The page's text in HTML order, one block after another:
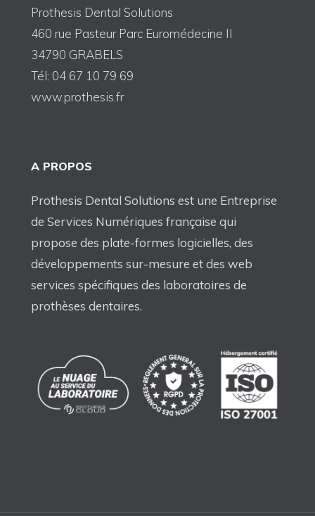
Prothesis Dental Solutions
460 rue Pasteur Parc Euromédecine II
34790 GRABELS
Tél: 04 67 10 79 69
www.prothesis.fr
A PROPOS
Prothesis Dental Solutions est une Entreprise
de Services Numériques française qui
propose des plate-formes logicielles, des
développements sur-mesure et des web
services spécifiques des laboratoires de
prothèses dentaires.